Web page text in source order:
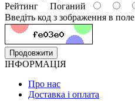
Рейтинг Поганий
Введіть код з зображення в поле
Продовжити
ІНФОРМАЦІЯ
Про нас
Доставка і оплата